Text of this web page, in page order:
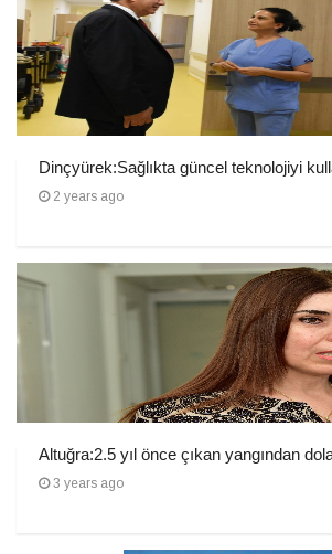
Dinçyürek:Sağlıkta güncel teknolojiyi
2 years ago
Altuğra:2.5 yıl önce çıkan yangından
3 years ago